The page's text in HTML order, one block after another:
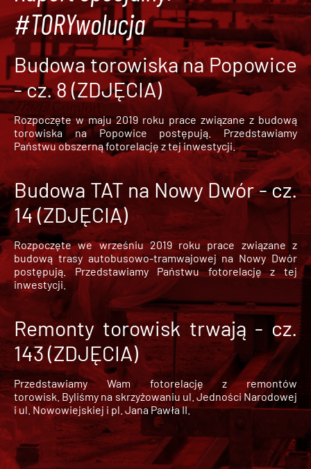
#TORYwolucja
Budowa torowiska na Popowice
- cz. 8 (ZDJĘCIA)
Rozpoczęte w maju 2019 roku prace związane z budową
torowiska na Popowice
postępują. Przedstawiamy
Państwu obszerną fotorelację z tej inwestycji.
Budowa TAT na Nowy Dwór - cz.
14 (ZDJĘCIA)
Rozpoczęte we wrześniu 2019 roku prace związane z
budową trasy autobusowo-tramwajowej na Nowy Dwór
postępują. Przedstawiamy Państwu fotorelację z tej
inwestycji.
Remonty torowisk trwają - cz.
143 (ZDJĘCIA)
Przedstawiamy Wam fotorelację z remontów
torowisk. Byliśmy na skrzyżowaniu ul. Jedności Narodowej
i ul. Nowowiejskiej i pl. Jana Pawła II.